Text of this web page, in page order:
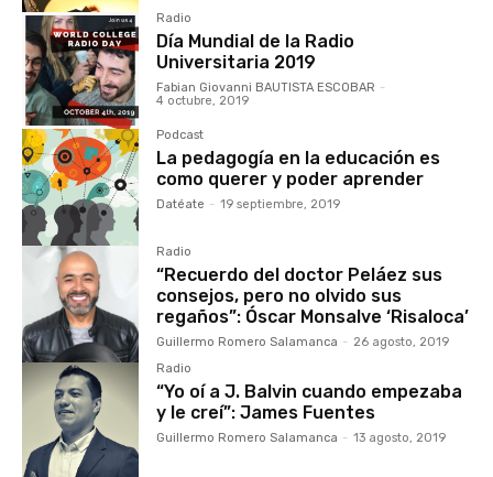
Radio
Día Mundial de la Radio
Universitaria 2019
Fabian Giovanni BAUTISTA ESCOBAR -
4 octubre, 2019
Podcast
La pedagogía en la educación es
como querer y poder aprender
Datéate - 19 septiembre, 2019
Radio
“Recuerdo del doctor Peláez sus
consejos, pero no olvido sus
regaños”: Óscar Monsalve ‘Risaloca’
Guillermo Romero Salamanca - 26 agosto, 2019
Radio
“Yo oí a J. Balvin cuando empezaba
y le creí”: James Fuentes
Guillermo Romero Salamanca - 13 agosto, 2019